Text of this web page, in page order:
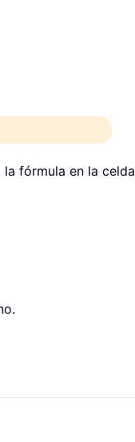
fórmula en la celda